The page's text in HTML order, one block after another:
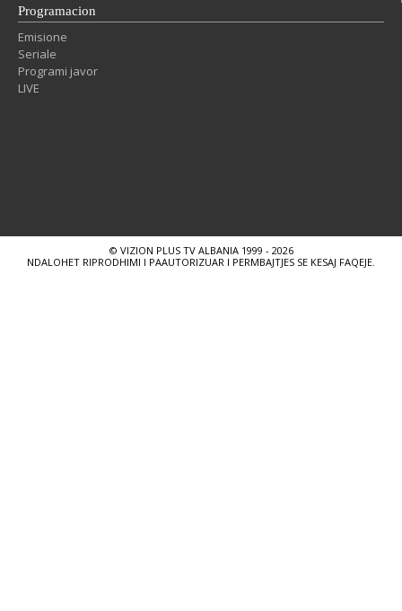
Programacion
Emisione
Seriale
Programi javor
LIVE
© VIZION PLUS TV ALBANIA 1999 - 2026
NDALOHET RIPRODHIMI I PAAUTORIZUAR I PERMBAJTJES SE KESAJ FAQEJE.